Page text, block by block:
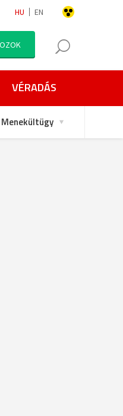
HU EN
VÉRADÁS
Menekültügy